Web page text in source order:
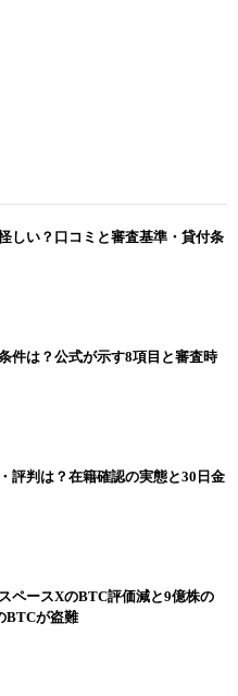
しい？口コミと審査基準・貸付条
件は？公式が示す8項目と審査時
評判は？在籍確認の実態と30日金
ペースXのBTC評価減と9億株の
BTCが盗難